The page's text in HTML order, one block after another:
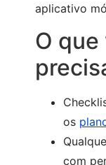
aplicativo
O que
os
com